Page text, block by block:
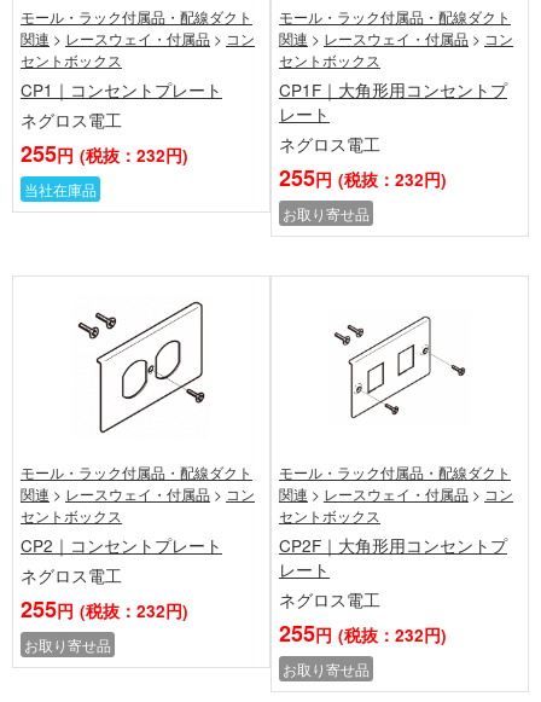
モール・ラック付属品・配線ダクト
関連 > レースウェイ・付属品 > コン
セントボックス
CP1｜コンセントプレート
ネグロス電工
255円 (税抜：232円)
当社在庫品
モール・ラック付属品・配線ダクト
関連 > レースウェイ・付属品 > コン
セントボックス
CP1F｜大角形用コンセントプ
レート
ネグロス電工
255円 (税抜：232円)
お取り寄せ品
モール・ラック付属品・配線ダクト
関連 > レースウェイ・付属品 > コン
セントボックス
CP2｜コンセントプレート
ネグロス電工
255円 (税抜：232円)
お取り寄せ品
モール・ラック付属品・配線ダクト
関連 > レースウェイ・付属品 > コン
セントボックス
CP2F｜大角形用コンセントプ
レート
ネグロス電工
255円 (税抜：232円)
お取り寄せ品